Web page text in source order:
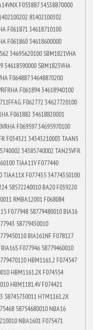
F053887 34538870000
81402100302
F061871 34618710100
F061860 34618600000
34695620100 SBM1821VHA
34618590000 SBM1823VHA
F064887 34648870200
F061894 34618940100
F062772 34627720100
F061882 34618820001
F069597 34695970100
F034321 34343210003 TAAN3
34385740002 TAN25VFR
TIAA11V F077440
TIAA11X F077435 34774350100
58572240010 BA20 F039220
RMBA12001 F068084
F077948 58779480010 BIA16
58779430010
BIA161NF F078127
F077946 58779460010
HBM1161.2 F074547
HBM1161.2X F074554
HBM1181.4V F074421
58745730011 HTM1161.2X
58754680010 NBA16
NBA1601 F075471